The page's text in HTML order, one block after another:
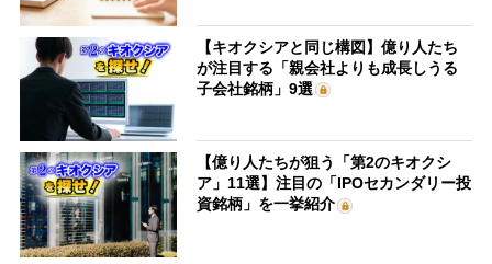
【キオクシアと同じ構図】億り人たち
が注目する「親会社よりも成長しうる
子会社銘柄」9選
【億り人たちが狙う「第2のキオクシ
ア」11選】注目の「IPOセカンダリー投
資銘柄」を一挙紹介